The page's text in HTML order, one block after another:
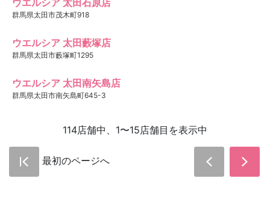
群馬県太田市茂木町918
ウエルシア 太田藪塚店
群馬県太田市藪塚町1295
ウエルシア 太田南矢島店
群馬県太田市南矢島町645-3
114店舗中、1〜15店舗目を表示中
最初のページへ